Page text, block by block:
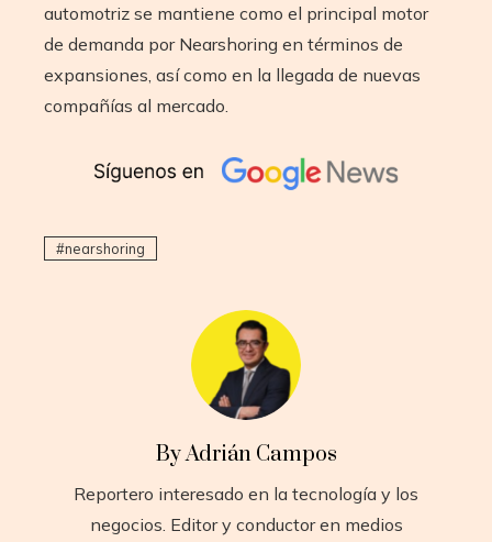
automotriz se mantiene como el principal motor
de demanda por Nearshoring en términos de
expansiones, así como en la llegada de nuevas
compañías al mercado.
nearshoring
By Adrián Campos
Reportero interesado en la tecnología y los
negocios. Editor y conductor en medios